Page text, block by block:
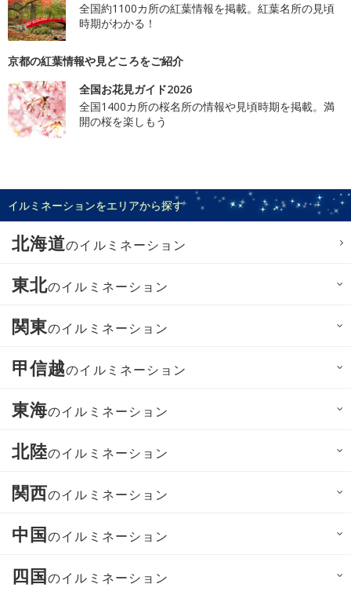
全国約1100カ所の紅葉情報を掲載。紅葉名所の見頃
時期がわかる！
京都の紅葉情報や見どころをご紹介
全国お花見ガイド2026
全国1400カ所の桜名所の情報や見頃時期を掲載。満
開の桜を楽しもう
イルミネーションをエリアから探す
北海道のイルミネーション
東北のイルミネーション
関東のイルミネーション
甲信越のイルミネーション
東海のイルミネーション
北陸のイルミネーション
関西のイルミネーション
中国のイルミネーション
四国のイルミネーション